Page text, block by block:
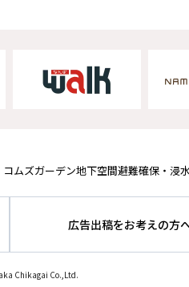
コムズガーデン地下空間避難確保・浸
広告出稿をお考えの方
Chikagai Co.,Ltd.